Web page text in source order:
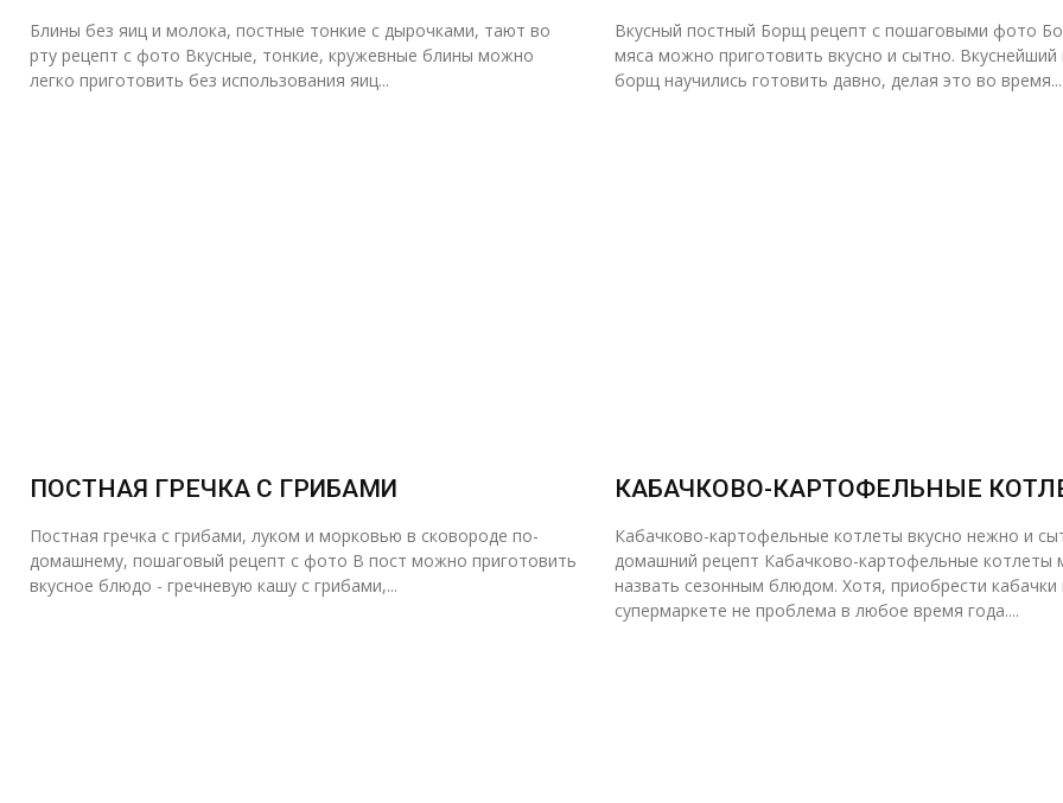
Блины без яиц и молока, постные тонкие с дырочками, тают во
рту рецепт с фото Вкусные, тонкие, кружевные блины можно
легко приготовить без использования яиц...
Вкусный постный Борщ рецепт с пошаговыми фото Борщ без
мяса можно приготовить вкусно и сытно. Вкуснейший
борщ научились готовить давно, делая это во время...
ПОСТНАЯ ГРЕЧКА С ГРИБАМИ
Постная гречка с грибами, луком и морковью в сковороде по-
домашнему, пошаговый рецепт с фото В пост можно приготовить
вкусное блюдо - гречневую кашу с грибами,...
КАБАЧКОВО-КАРТОФЕЛЬНЫЕ
Кабачково-картофельные котлеты вкусно нежно и
домашний рецепт Кабачково-картофельные котлеты можно
назвать сезонным блюдом. Хотя, приобрести кабачки
супермаркете не проблема в любое время года....